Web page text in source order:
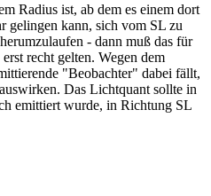
Radius ist, ab dem es einem dort
gelingen kann, sich vom SL zu
- dann muß das für
recht gelten. Wegen dem
"Beobachter" dabei fällt,
Das Lichtquant sollte in
emittiert wurde, in Richtung SL